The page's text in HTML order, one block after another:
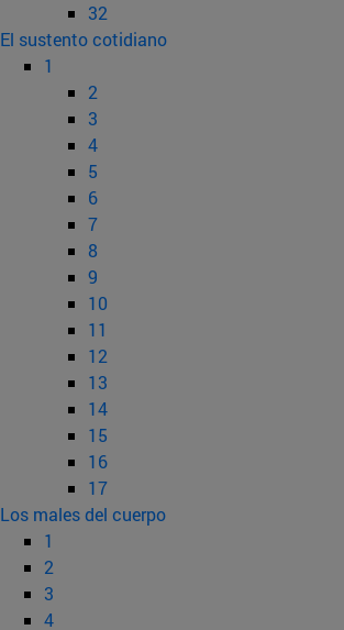
32
El sustento cotidiano
1
2
3
4
5
6
7
8
9
10
11
12
13
14
15
16
17
Los males del cuerpo
1
2
3
4